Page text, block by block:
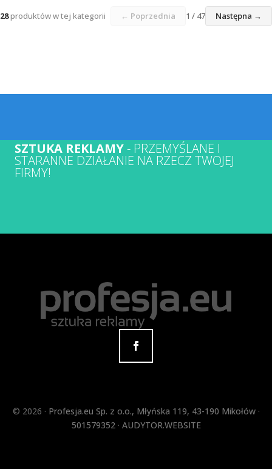
28produktów w tej kategorii ← Poprzednia 1 / 47 Następna →
SZTUKA REKLAMY- PRZEMYŚLANE I
STARANNE DZIAŁANIE NA RZECZ TWOJEJ
FIRMY!
© 2026 · Profesja.eu Sp. z o.o., Młyńska 119, 43-190 Mikołów·
501579352· AUDYTOR.WEBSITE